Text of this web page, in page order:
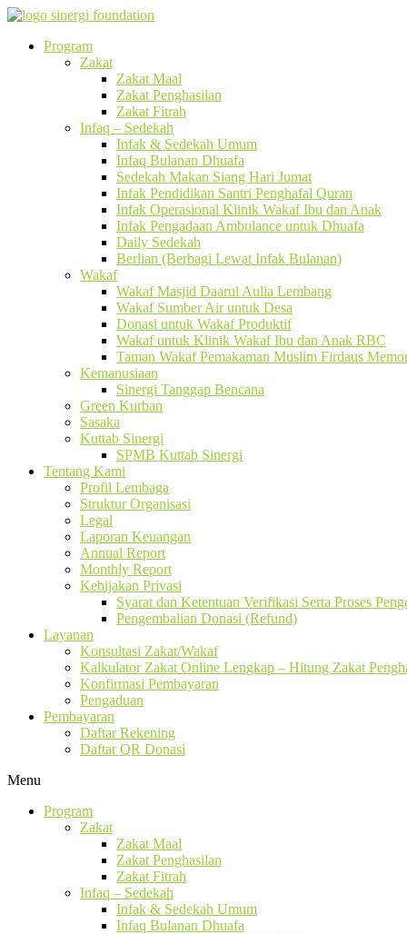
Program
Zakat
Zakat Maal
Zakat Penghasilan
Zakat Fitrah
Infaq – Sedekah
Infak & Sedekah Umum
Infaq Bulanan Dhuafa
Sedekah Makan Siang Hari Jumat
Infak Pendidikan Santri Penghafal Quran
Infak Operasional Klinik Wakaf Ibu dan Anak
Infak Pengadaan Ambulance untuk Dhuafa
Daily Sedekah
Berlian (Berbagi Lewat Infak Bulanan)
Wakaf
Wakaf Masjid Daarul Aulia Lembang
Wakaf Sumber Air untuk Desa
Donasi untuk Wakaf Produktif
Wakaf untuk Klinik Wakaf Ibu dan Anak RBC
Taman Wakaf Pemakaman Muslim Firdaus
Kemanusiaan
Sinergi Tanggap Bencana
Green Kurban
Sasaka
Kuttab Sinergi
SPMB Kuttab Sinergi
Tentang Kami
Profil Lembaga
Struktur Organisasi
Legal
Laporan Keuangan
Annual Report
Monthly Report
Kebijakan Privasi
Syarat dan Ketentuan Verifikasi Serta Proses
Pengembalian Donasi (Refund)
Layanan
Konsultasi Zakat/Wakaf
Kalkulator Zakat Online Lengkap – Hitung Zakat
Konfirmasi Pembayaran
Pengaduan
Pembayaran
Daftar Rekening
Daftar QR Donasi
Menu
Program
Zakat
Zakat Maal
Zakat Penghasilan
Zakat Fitrah
Infaq – Sedekah
Infak & Sedekah Umum
Infaq Bulanan Dhuafa